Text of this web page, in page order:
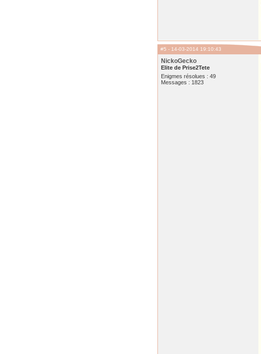
#5 - 14-03-2014 19:10:43
NickoGecko
Elite de Prise2Tete
Enigmes résolues : 49
Messages : 1823